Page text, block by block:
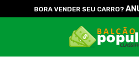
BORA VENDER SEU CARRO?